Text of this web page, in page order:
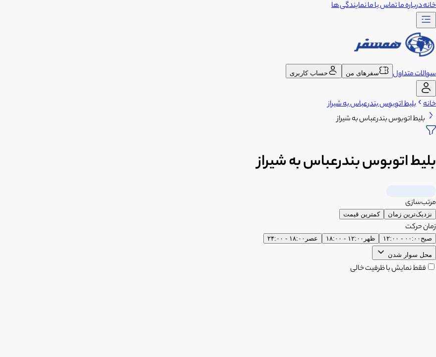
خانهدرباره ماتماس با مانمایندگی ها
سوالات متداول سفرهای من حساب کاربری
خانه بلیط اتوبوس بندرعباس به شیراز
بلیط اتوبوس بندرعباس به شیراز
بلیط اتوبوس بندرعباس به شیراز
مرتب‌سازی
نزدیک‌ترین زمان کمترین قیمت
زمان حرکت
صبح ۰۰:۰۰ - ۱۲:۰۰ ظهر ۱۲:۰۰ - ۱۸:۰۰ عصر ۱۸:۰۰ - ۲۴:۰۰
محل سوار شدن
فقط نمایش با ظرفیت خالی